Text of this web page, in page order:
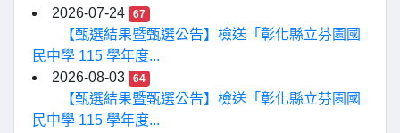
2026-07-24
67
【甄選結果暨甄選公告】檢送「彰化縣立芬園國
民中學 115 學年度...
2026-08-03
64
【甄選結果暨甄選公告】檢送「彰化縣立芬園國
民中學 115 學年度...